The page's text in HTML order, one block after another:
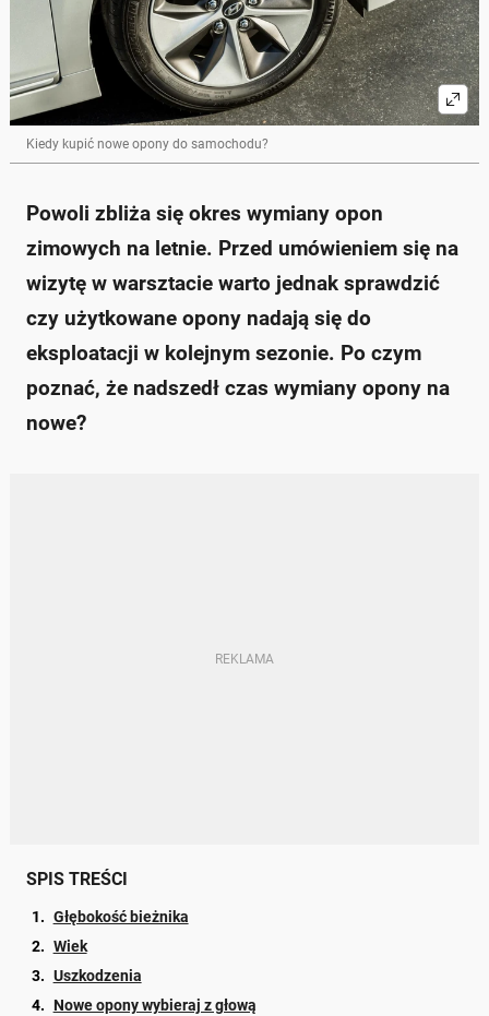
Kiedy kupić nowe opony do samochodu?
Powoli zbliża się okres wymiany opon
zimowych na letnie. Przed umówieniem się na
wizytę w warsztacie warto jednak sprawdzić
czy użytkowane opony nadają się do
eksploatacji w kolejnym sezonie. Po czym
poznać, że nadszedł czas wymiany opony na
nowe?
SPIS TREŚCI
Głębokość bieżnika
Wiek
Uszkodzenia
Nowe opony wybieraj z głową